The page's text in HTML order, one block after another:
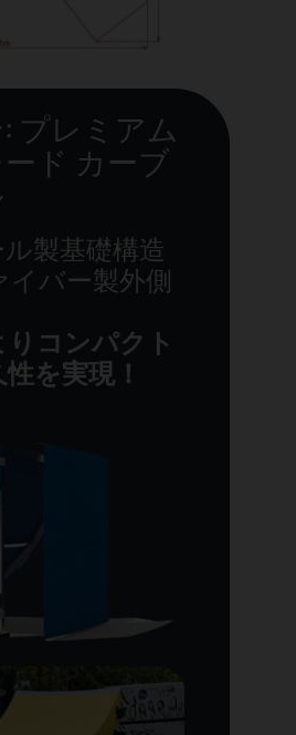
プレミアム
ド カーブ
製基礎構造
イバー製外側
コンパクト
を実現！